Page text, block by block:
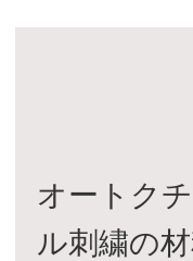
オートク
ル刺繍の